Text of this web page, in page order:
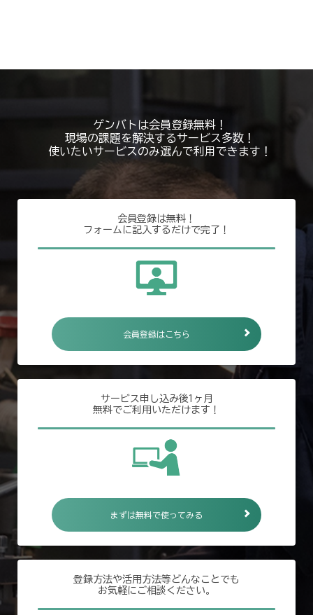
ゲンバトは会員登録無料！
現場の課題を解決するサービス多数！
使いたいサービスのみ選んで利用できます！
会員登録は無料！
フォームに記入するだけで完了！
会員登録はこちら
サービス申し込み後1ヶ月
無料でご利用いただけます！
まずは無料で使ってみる
登録方法や活用方法等どんなことでも
お気軽にご相談ください。